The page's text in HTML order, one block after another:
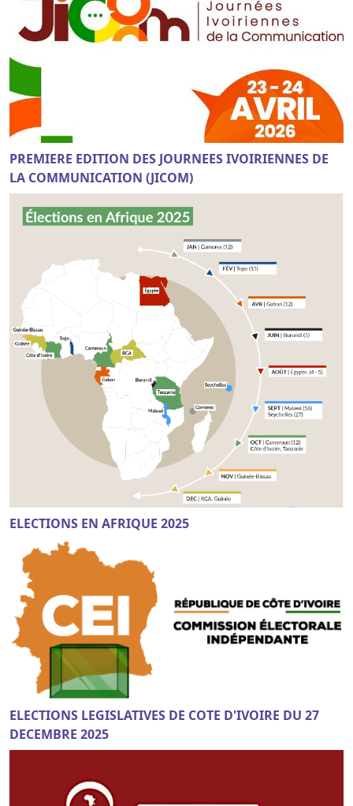
PREMIERE EDITION DES JOURNEES IVOIRIENNES DE
LA COMMUNICATION (JICOM)
ELECTIONS EN AFRIQUE 2025
ELECTIONS LEGISLATIVES DE COTE D'IVOIRE DU 27
DECEMBRE 2025